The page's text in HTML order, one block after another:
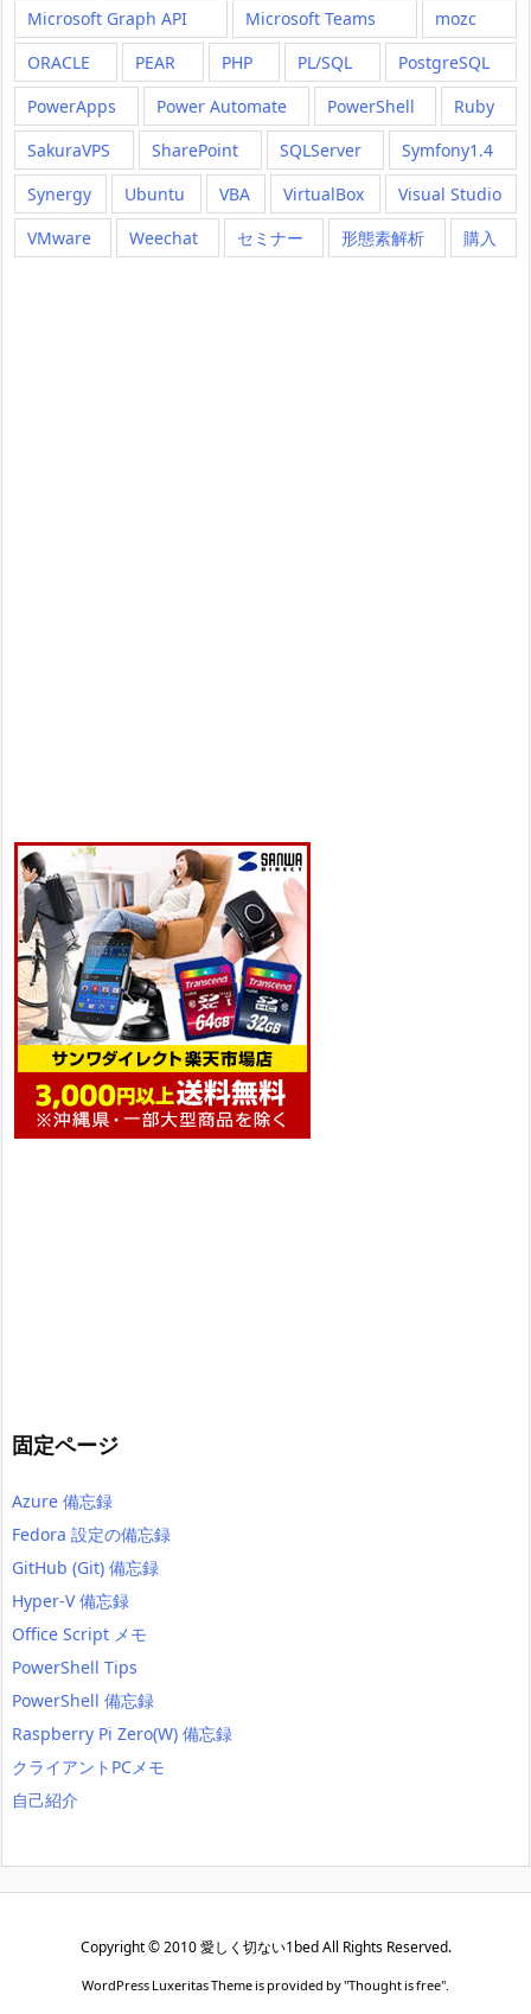
Microsoft Graph API
Microsoft Teams
mozc
ORACLE
PEAR PHP PL/SQL
PostgreSQL
PowerApps
Power Automate PowerShell
Ruby
SakuraVPS
SharePoint SQLServer
Symfony1.4
Synergy
Ubuntu VBA VirtualBox
Visual Studio
VMware
Weechat セミナー 形態素解析 購入
固定ページ
Azure 備忘録
Fedora 設定の備忘録
GitHub (Git) 備忘録
Hyper-V 備忘録
Office Script メモ
PowerShell Tips
PowerShell 備忘録
Raspberry Pi Zero(W) 備忘録
クライアントPCメモ
自己紹介
Copyright ©2010 愛しく切ない1bedAll Rights Reserved.
WordPress Luxeritas Theme is provided by "Thought is free".